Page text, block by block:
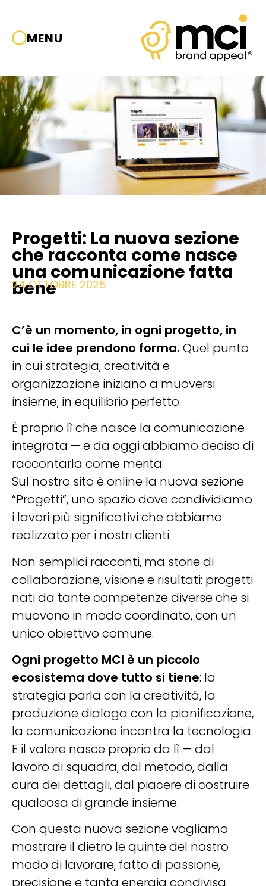
MENU
Progetti: La nuova sezione
che racconta come nasce
una comunicazione fatta
bene
24 OTTOBRE 2025
C’è un momento, in ogni progetto, in
cui le idee prendono forma. Quel punto
in cui strategia, creatività e
organizzazione iniziano a muoversi
insieme, in equilibrio perfetto.
È proprio lì che nasce la comunicazione
integrata — e da oggi abbiamo deciso di
raccontarla come merita.
Sul nostro sito è online la nuova sezione
“Progetti”, uno spazio dove condividiamo
i lavori più significativi che abbiamo
realizzato per i nostri clienti.
Non semplici racconti, ma storie di
collaborazione, visione e risultati: progetti
nati da tante competenze diverse che si
muovono in modo coordinato, con un
unico obiettivo comune.
Ogni progetto MCI è un piccolo
ecosistema dove tutto si tiene: la
strategia parla con la creatività, la
produzione dialoga con la pianificazione,
la comunicazione incontra la tecnologia.
E il valore nasce proprio da lì — dal
lavoro di squadra, dal metodo, dalla
cura dei dettagli, dal piacere di costruire
qualcosa di grande insieme.
Con questa nuova sezione vogliamo
mostrare il dietro le quinte del nostro
modo di lavorare, fatto di passione,